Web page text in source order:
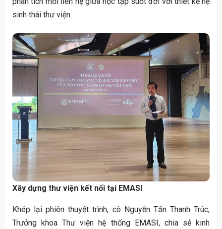
sinh thái thư viện.
Xây dựng thư viện kết nối tại EMASI
Khép lại phiên thuyết trình, cô Nguyễn Tấn Thanh Trúc,
Trưởng khoa Thư viện hệ thống EMASI, chia sẻ kinh